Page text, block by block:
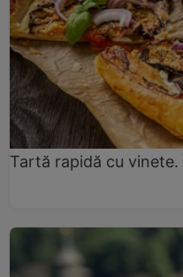
Tartă rapidă cu vinete.